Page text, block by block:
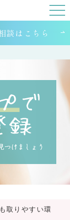
談はこちら
取りやすい環